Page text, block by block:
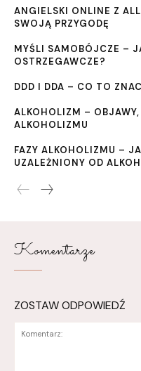
ANGIELSKI ONLINE Z
SWOJĄ PRZYGODĘ
MYŚLI SAMOBÓJCZE –
OSTRZEGAWCZE?
DDD I DDA – CO TO
ALKOHOLIZM – OBJAWY,
ALKOHOLIZMU
FAZY ALKOHOLIZMU –
UZALEŻNIONY OD
Komentarze
ZOSTAW ODPOWIEDŹ